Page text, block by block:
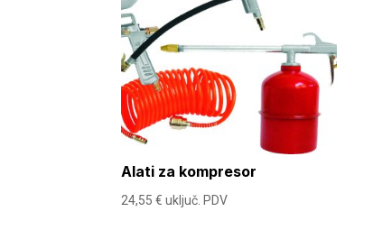
Alati za kompresor
24,55€ uključ. PDV